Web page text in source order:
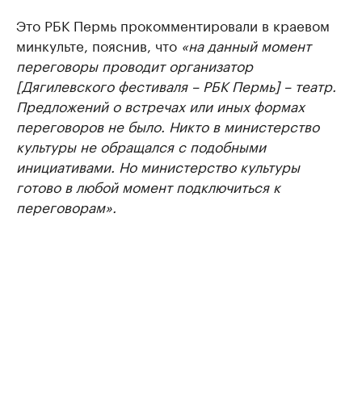
Это РБК Пермь прокомментировали в краевом
минкульте, пояснив, что «на данный момент
переговоры проводит организатор
[Дягилевского фестиваля – РБК Пермь] – театр.
Предложений о встречах или иных формах
переговоров не было. Никто в министерство
культуры не обращался с подобными
инициативами. Но министерство культуры
готово в любой момент подключиться к
переговорам».